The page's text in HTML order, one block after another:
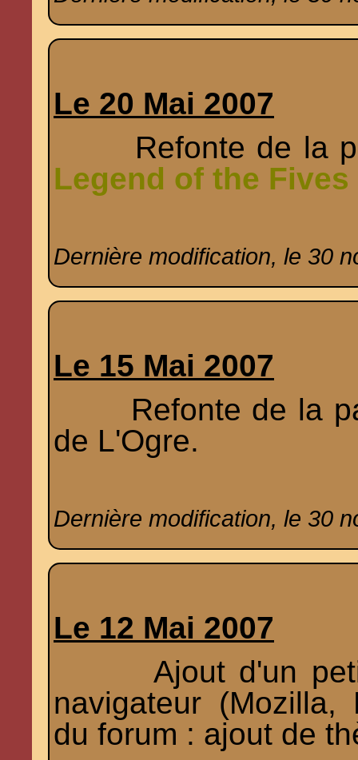
Le 20 Mai 2007
Refonte de la
Legend of the
Dernière modification, le 30
Le 15 Mai 2007
Refonte de la
de L'Ogre.
Dernière modification, le 30
Le 12 Mai 2007
Ajout d'un petit
navigateur (Mozilla,
du forum : ajout de